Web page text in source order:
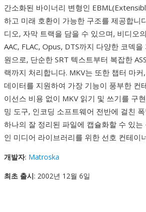
간소화된 바이너리 변형인
하고 미래 호환이 가능한 구조를 제공합니
디오, 자막 트랙을 담을 수 있으며, 비디오
AAC, FLAC, Opus, DTS까지 다양한 코덱
원으로, 단순한 SRT 텍스트부터 복잡한
랙까지 처리합니다. MKV는 또한 챕터 마
데이터를 지원하여 가장 기능이 풍부한 컨
이선스 비용 없이 MKV 읽기 및 쓰기를 구
밍 도구, 인코딩 소프트웨어 전반에 걸친
하나의 잘 정리된 파일에 캡슐화할 수 있
인 미디어 라이브러리를 위한 선호 컨테이
개발자: Matroska
최초 출시: 2002년 12월 6일